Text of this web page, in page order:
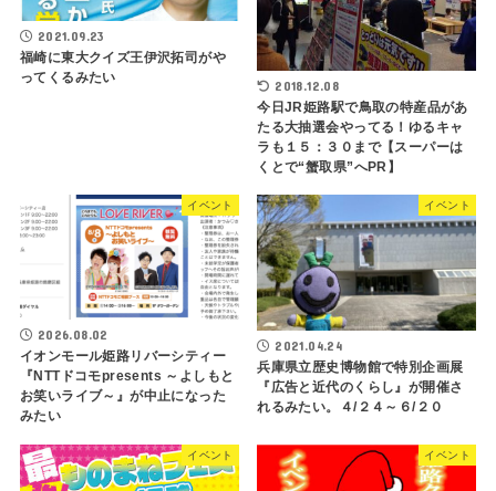
2021.09.23
福崎に東大クイズ王伊沢拓司がや
ってくるみたい
2018.12.08
今日JR姫路駅で鳥取の特産品があ
たる大抽選会やってる！ゆるキャ
ラも１５：３０まで【スーパーは
くとで“蟹取県”へPR】
イベント
2026.08.02
イオンモール姫路リバーシティー
『NTTドコモpresents ～よしもと
お笑いライブ～』が中止になった
みたい
イベント
2021.04.24
兵庫県立歴史博物館で特別企画展
『広告と近代のくらし』が開催さ
れるみたい。４/２４～６/２０
イベント イベント